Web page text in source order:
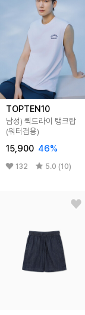
TOPTEN10
남성) 퀵드라이 탱크탑
(워터겸용)
15,900 46%
132 5.0 (10)